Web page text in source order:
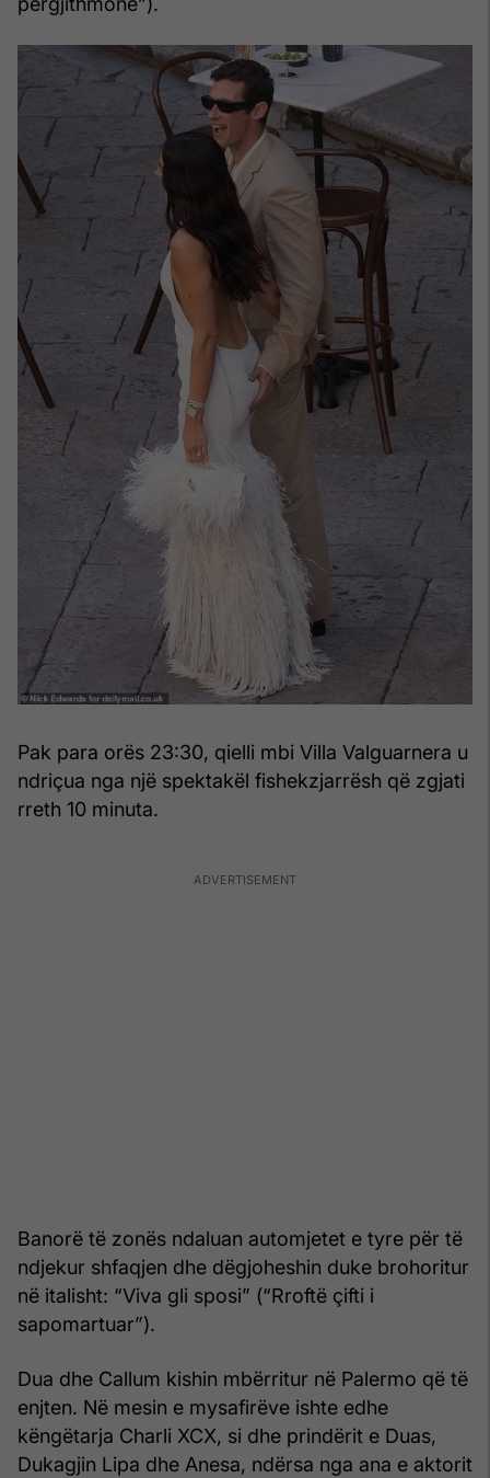
Pak para orës 23:30, qielli mbi Villa Valguarnera u
ndriçua nga një spektakël fishekzjarrësh që zgjati
rreth 10 minuta.
Banorë të zonës ndaluan automjetet e tyre për të
ndjekur shfaqjen dhe dëgjoheshin duke brohoritur
në italisht: “Viva gli sposi” (“Rroftë çifti i
sapomartuar”).
Dua dhe Callum kishin mbërritur në Palermo që të
enjten. Në mesin e mysafirëve ishte edhe
këngëtarja Charli XCX, si dhe prindërit e Duas,
Dukagjin Lipa dhe Anesa, ndërsa nga ana e aktorit